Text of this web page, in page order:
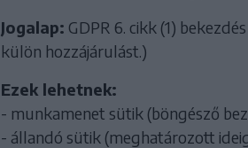
Jogalap: GDPR 6. cikk (1)
külön hozzájárulást.)
Ezek lehetnek:
- munkamenet sütik (böngésző
- állandó sütik (meghatározott